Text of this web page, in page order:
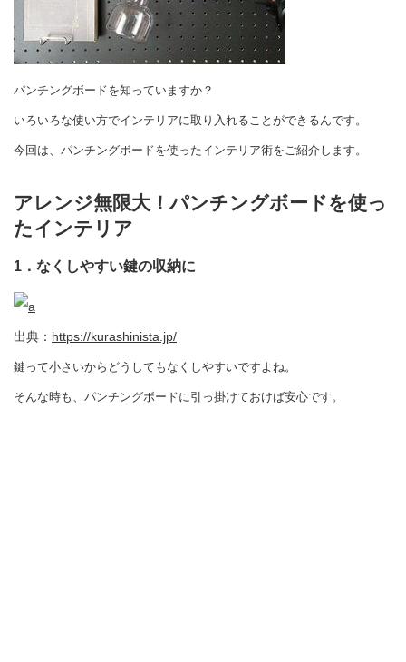
パンチングボードを知っていますか？
いろいろな使い方でインテリアに取り入れることができるんです。
今回は、パンチングボードを使ったインテリア術をご紹介します。
アレンジ無限大！パンチングボードを使っ
たインテリア
1．なくしやすい鍵の収納に
出典： https://kurashinista.jp/
鍵って小さいからどうしてもなくしやすいですよね。
そんな時も、パンチングボードに引っ掛けておけば安心です。